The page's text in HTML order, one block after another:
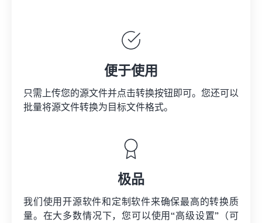
便于使用
只需上传您的源文件并点击转换按钮即可。您还可以
批量将源文件转换为目标文件格式。
极品
我们使用开源软件和定制软件来确保最高的转换质
量。在大多数情况下，您可以使用“高级设置”（可